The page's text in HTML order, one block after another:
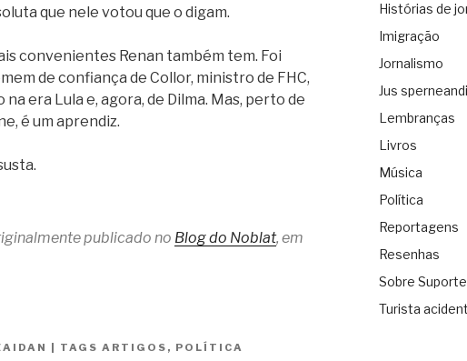
que nele votou que o digam.
convenientes Renan também tem. Foi
de confiança de Collor, ministro de FHC,
era Lula e, agora, de Dilma. Mas, perto de
é um aprendiz.
publicado no Blog do Noblat, em
| TAGS ARTIGOS , POLÍTICA
Histórias de
Imigração
Jornalismo
Jus sperneandi
Lembranças
Livros
Música
Política
Reportagens
Resenhas
Sobre
Turista